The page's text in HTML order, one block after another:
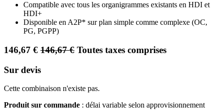
Compatible avec tous les organigrammes existants en HDI et
HDI+
Disponible en A2P* sur plan simple comme complexe (OC,
PG, PGPP)
146,67 € 146,67€ Toutes taxes comprises
Sur devis
Cette combinaison n'existe pas.
Produit sur commande : délai variable selon approvisionnement